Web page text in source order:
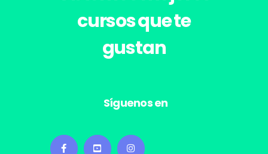
cursosque te
gustan
Síguenos en